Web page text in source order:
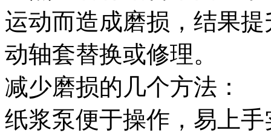
运动而造成磨损，结果
动轴套替换或修理。
减少磨损的几个方法：
纸浆泵便于操作，易上